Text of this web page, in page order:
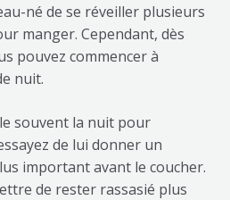
né de se réveiller plusieurs
manger. Cependant, dès
pouvez commencer à
nuit.
souvent la nuit pour
de lui donner un
important avant le coucher.
de rester rassasié plus